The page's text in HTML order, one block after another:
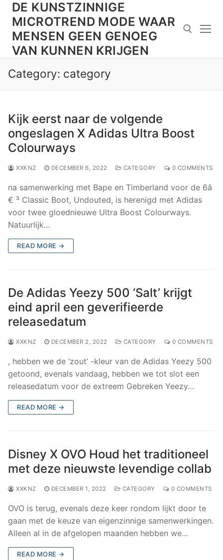
Skip
content
DE KUNSTZINNIGE
MICROTREND MODE WAAR
MENSEN GEEN GENOEG
VAN KUNNEN KRIJGEN
Search for:
Category: category
Kijk eerst naar de volgende
ongeslagen X Adidas Ultra Boost
Colourways
XXKNZ DECEMBER 6, 2022 CATEGORY 0 COMMENTS
na samenwerking met Bape en Timberland voor de 6â
€ ³ Classic Boot, Undouted, is herenigd met Adidas
voor twee gloednieuwe Ultra Boost Colourways.
Natuurlijk…
READ MORE →
De Adidas Yeezy 500 ‘Salt’ krijgt
eind april een geverifieerde
releasedatum
XXKNZ DECEMBER 2, 2022 CATEGORY 0 COMMENTS
, hebben we de ‘zout’ -kleur van de Adidas Yeezy 500
getoond, evenals vandaag, hebben we tot slot een
releasedatum voor de extreem Gebreken Yeezy…
READ MORE →
Disney X OVO Houd het traditioneel
met deze nieuwste levendige collab
XXKNZ DECEMBER 1, 2022 CATEGORY 0 COMMENTS
OVO is terug, evenals deze keer rondom lijkt door te
gaan met de keuze van eigenzinnige samenwerkingen.
Alleen al in de afgelopen maanden hebben we…
READ MORE →